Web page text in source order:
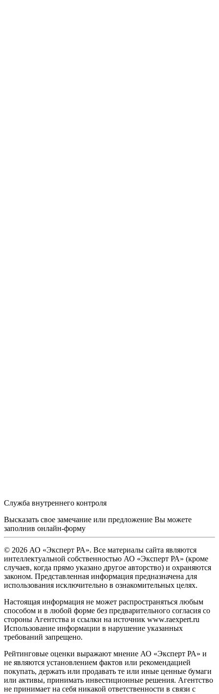
Служба внутреннего контроля
Высказать свое замечание или предложение Вы можете
заполнив онлайн-форму
© 2026 АО «Эксперт РА». Все материалы сайта являются
интеллектуальной собственностью АО «Эксперт РА» (кроме
случаев, когда прямо указано другое авторство) и охраняются
законом. Представленная информация предназначена для
использования исключительно в ознакомительных целях.
Настоящая информация не может распространяться любым
способом и в любой форме без предварительного согласия со
стороны Агентства и ссылки на источник www.raexpert.ru
Использование информации в нарушение указанных
требований запрещено.
Рейтинговые оценки выражают мнение АО «Эксперт РА» и
не являются установлением фактов или рекомендацией
покупать, держать или продавать те или иные ценные бумаги
или активы, принимать инвестиционные решения. Агентство
не принимает на себя никакой ответственности в связи с